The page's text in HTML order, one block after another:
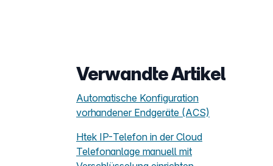
Verwandte Artikel
Automatische Konfiguration
vorhandener Endgeräte (ACS)
Htek IP-Telefon in der Cloud
Telefonanlage manuell mit